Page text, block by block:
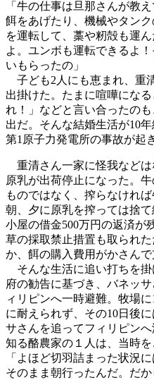
「牛の仕事は旦那さんが教
餌をあげたり、機械やタン
を運転して、藁や籾殻も運
よ。ユンボも運転できるよ
いもらったの」
子ども2人にも恵まれ、重
出掛けた。たまに喧嘩にな
れ！」などと言い合ったの
出だ。そんな結婚生活が10
第1原子力発電所の事故が起
重清さん一家に怪我など
原乳が出荷停止になった。
ものではなく、搾らなけれ
朝、夕に原乳を搾っては捨
小屋の借金500万円の返済が
草の採取禁止措置も取られ
か、餌の購入費用がかさんで
そんな生活に追い打ちを掛
府の勧告に基づき、バネッ
ィリピンへ一時避難。牧場
に耐えられず、その10日後
サさんを追ってフィリピン
知る酪農家の１人は、当時を
「よほど切羽詰まった状況
そのまま朝行ったんだ。だ